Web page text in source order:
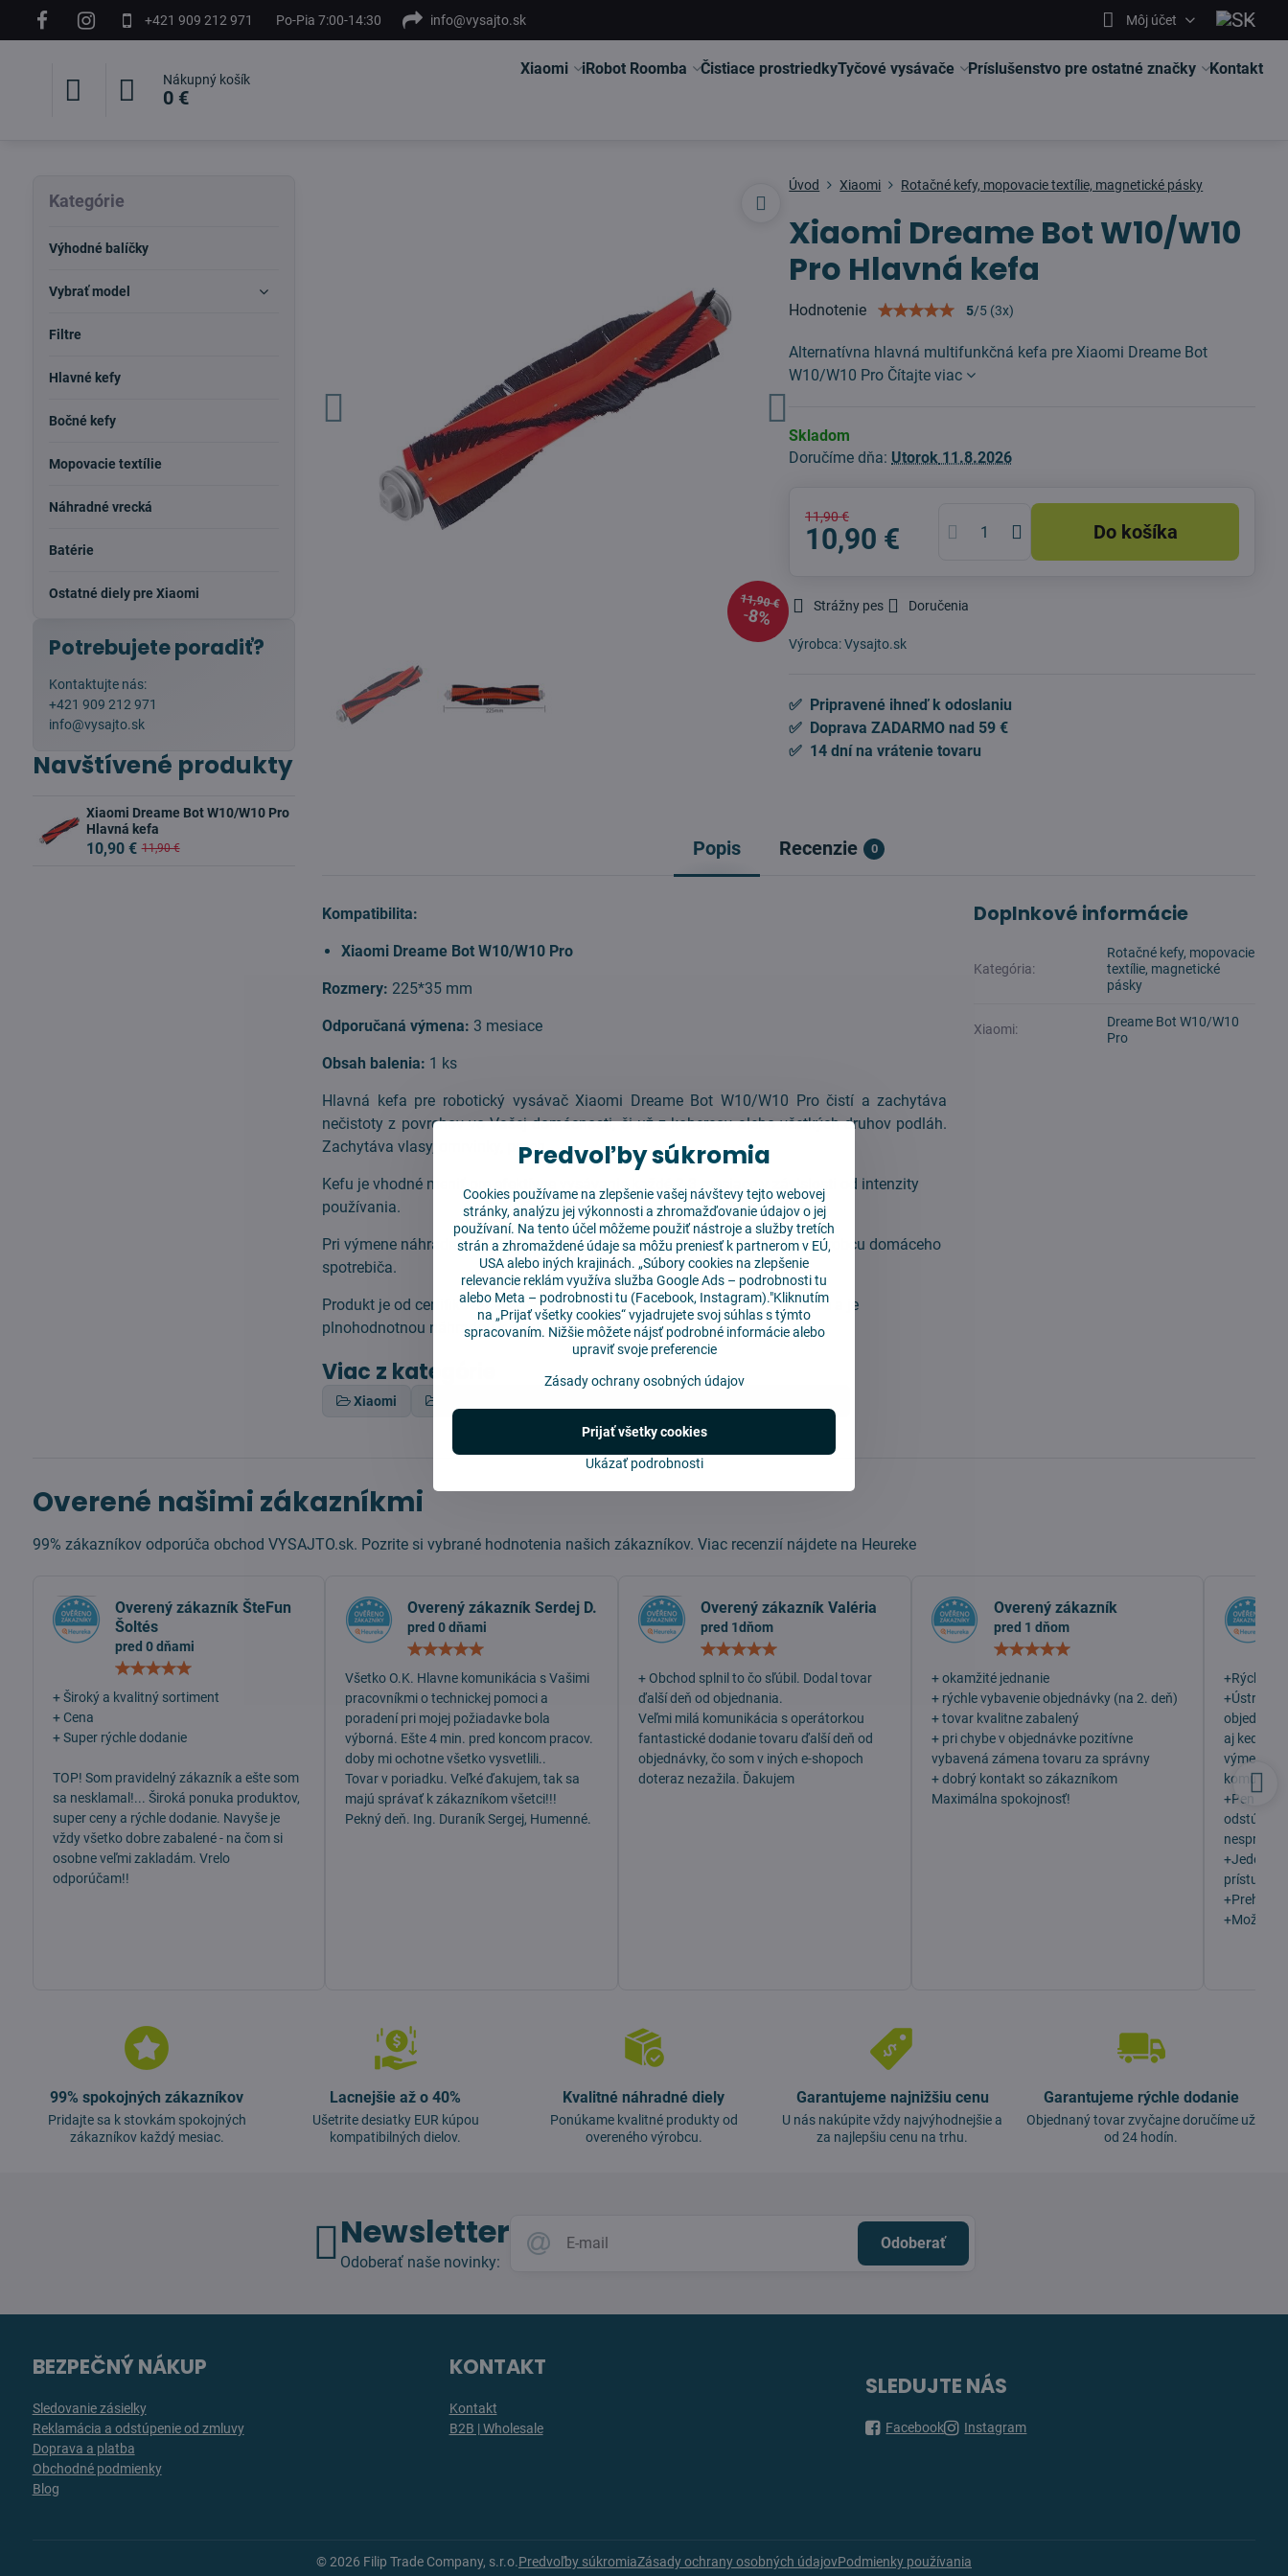
+421 909 212 971 Po-Pia 7:00-14:30 info@vysajto.sk Môj účet
Nákupný košík
0 €
Xiaomi iRobot Roomba Čistiace prostriedkyTyčové vysávače Príslušenstvo pre ostatné značky Kontakt
11,90 €
8%
Úvod Xiaomi Rotačné kefy, mopovacie textílie, magnetické pásky
Xiaomi Dreame Bot W10/W10
Pro Hlavná kefa
Hodnotenie 5/5 (3x)
Alternatívna hlavná multifunkčná kefa pre Xiaomi Dreame Bot
W10/W10 Pro Čítajte viac
Skladom
Doručíme dňa: Utorok 11.8.2026
11,90 €
10,90 € Do košíka
Strážny pes Doručenia
Výrobca:Vysajto.sk
✅ Pripravené ihneď k odoslaniu
✅ Doprava ZADARMO nad 59 €
✅ 14 dní na vrátenie tovaru
Popis Recenzie 0
Kompatibilita:
Xiaomi Dreame Bot W10/W10 Pro
Rozmery: 225*35 mm
Odporučaná výmena: 3 mesiace
Obsah balenia: 1 ks
Hlavná kefa pre robotický vysávač Xiaomi Dreame Bot W10/W10 Pro čistí a zachytáva
nečistoty z povrchov vo Vašej domácnosti, či už z kobercov alebo všetkých druhov podláh.
Zachytáva vlasy, omrvinky, prach.
Kefu je vhodné meniť pre efektívne vysávanie každé 2-3 mesiace v závislosti od intenzity
používania.
Pri výmene náhradného alternatívneho dielu rešpektujte návod a pokyny výrobcu domáceho
spotrebiča.
Produkt je od certifikovaného výrobcu komponentov pre robotické vysávače a je
plnohodnotnou náhradou k originálnemu príslušenstvu.
Viac z kategórie
Xiaomi
Doplnkové informácie
Kategória:
Rotačné kefy, mopovacie
textílie, magnetické
pásky
Xiaomi:
Dreame Bot W10/W10
Pro
Kategórie
Výhodné balíčky
Vybrať model
Filtre
Hlavné kefy
Bočné kefy
Mopovacie textílie
Náhradné vrecká
Batérie
Ostatné diely pre Xiaomi
Potrebujete poradiť?
Kontaktujte nás:
+421 909 212 971
info@vysajto.sk
Navštívené produkty
Xiaomi Dreame Bot W10/W10 Pro
Hlavná kefa
10,90 € 11,90 €
Overené našimi zákazníkmi
99% zákazníkov odporúča obchod VYSAJTO.sk. Pozrite si vybrané hodnotenia našich zákazníkov. Viac recenzií nájdete na Heureke
Overený zákazník ŠteFun
Šoltés
pred 0 dňami
+ Široký a kvalitný sortiment
+ Cena
+ Super rýchle dodanie
TOP! Som pravidelný zákazník a ešte som
sa nesklamal!... Široká ponuka produktov,
super ceny a rýchle dodanie. Navyše je
vždy všetko dobre zabalené - na čom si
osobne veľmi zakladám. Vrelo
odporúčam!!
Overený zákazník Serdej D.
pred 0 dňami
/
5
Všetko O.K. Hlavne komunikácia s Vašimi
pracovníkmi o technickej pomoci a
poradení pri mojej požiadavke bola
výborná. Ešte 4 min. pred koncom pracov.
doby mi ochotne všetko vysvetlili..
Tovar v poriadku. Veľké ďakujem, tak sa
majú správať k zákazníkom všetci!!!
Pekný deň. Ing. Duraník Sergej, Humenné.
Overený zákazník Valéria
pred 1dňom
/
+ Obchod splnil to čo sľúbil. Dodal tovar
ďalší deň od objednania.
Veľmi milá komunikácia s operátorkou
fantastické dodanie tovaru ďalší deň od
objednávky, čo som v iných e-shopoch
doteraz nezažila. Ďakujem
Overený zákazník
pred 1 dňom
5
+ okamžité jednanie
+ rýchle vybavenie objednávky (na 2. deň)
+ tovar kvalitne zabalený
+ pri chybe v objednávke pozitívne
vybavená zámena tovaru za správny
+ dobrý kontakt so zákazníkom
Maximálna spokojnosť!
+Rýchlosť
objednala
aj keď
výmenu,
+Peniaze
odstúpení
+Jeden z
prístupu
+Možno
99% spokojných zákazníkov
Pridajte sa k stovkám spokojných
zákazníkov každý mesiac.
Lacnejšie až o 40%
Ušetrite desiatky EUR kúpou
kompatibilných dielov.
Kvalitné náhradné diely
Ponúkame kvalitné produkty od
overeného výrobcu.
Garantujeme najnižšiu cenu
U nás nakúpite vždy najvýhodnejšie a
za najlepšiu cenu na trhu.
Garantujeme rýchle dodanie
Objednaný tovar zvyčajne doručíme už
od 24 hodín.
Newsletter
Odoberať naše novinky:
Odoberať
BEZPEČNÝ NÁKUP
Sledovanie zásielky
Reklamácia a odstúpenie od zmluvy
Doprava a platba
Obchodné podmienky
Blog
KONTAKT
Kontakt
B2B | Wholesale
SLEDUJTE NÁS
Facebook Instagram
©2026 Filip Trade Company, s.r.o.Predvoľby súkromiaZásady ochrany osobných údajovPodmienky používania
Predvoľby súkromia
Cookies používame na zlepšenie vašej návštevy tejto webovej
stránky, analýzu jej výkonnosti a zhromažďovanie údajov o jej
používaní. Na tento účel môžeme použiť nástroje a služby tretích
strán a zhromaždené údaje sa môžu preniesť k partnerom v EÚ,
USA alebo iných krajinách. „Súbory cookies na zlepšenie
relevancie reklám využíva služba Google Ads – podrobnosti tu
alebo Meta – podrobnosti tu (Facebook, Instagram)."Kliknutím
na „Prijať všetky cookies“ vyjadrujete svoj súhlas s týmto
spracovaním. Nižšie môžete nájsť podrobné informácie alebo
upraviť svoje preferencie
Zásady ochrany osobných údajov
Ukázať podrobnosti
Prijať všetky cookies